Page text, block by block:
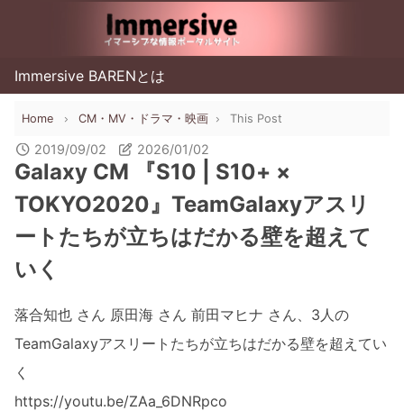
Immersive BARENとは
Home CM・MV・ドラマ・映画 This Post
2019/09/02 2026/01/02
Galaxy CM 『S10 | S10+ ×
TOKYO2020』TeamGalaxyアスリ
ートたちが立ちはだかる壁を超えて
いく
落合知也 さん 原田海 さん 前田マヒナ さん、3人の
TeamGalaxyアスリートたちが立ちはだかる壁を超えてい
く
https://youtu.be/ZAa_6DNRpco